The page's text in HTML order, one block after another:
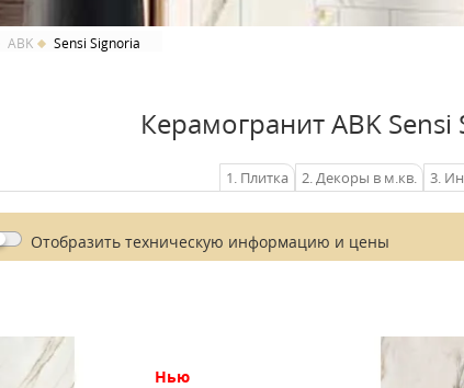
ABK Sensi Signoria
Керамогранит ABK
1. Плитка 2. Декоры в м.кв. 3.
Отобразить техническую информацию и цены
нью